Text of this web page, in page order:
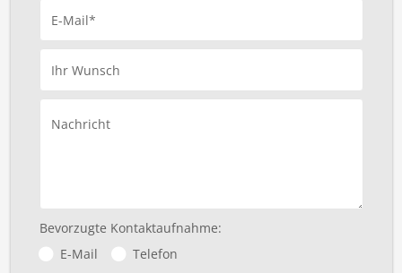
E-Mail*
Ihr Wunsch
Nachricht
Bevorzugte Kontaktaufnahme:
E-Mail
Telefon